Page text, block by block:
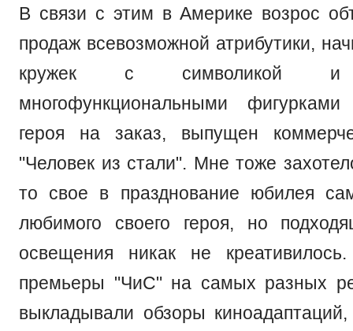
В связи с этим в Америке возрос
продаж всевозможной атрибутики,
кружек с символикой и
многофункциональными
героя на заказ, выпущен
"Человек из стали". Мне тоже
то свое в празднование юбилея
любимого своего героя, но
освещения никак не
премьеры "ЧиС" на самых разных
выкладывали обзоры